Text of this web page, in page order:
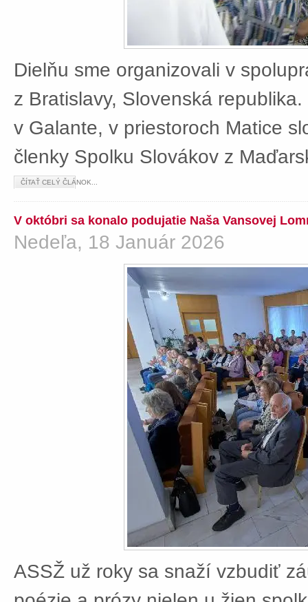
Dielňu sme organizovali v
z Bratislavy, Slovenská
v Galante, v priestoroch Matice
členky Spolku Slovákov z
ČÍTAŤ CELÝ ČLÁNOK...
V októbri sa konalo podujatie Naša Vansovej
Nedeľa, 18 Január 2026
ASSŽ už roky sa snaží vzbudiť